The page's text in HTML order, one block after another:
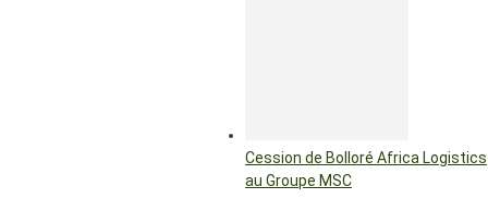
Cession de Bolloré Africa Logistics
au Groupe MSC